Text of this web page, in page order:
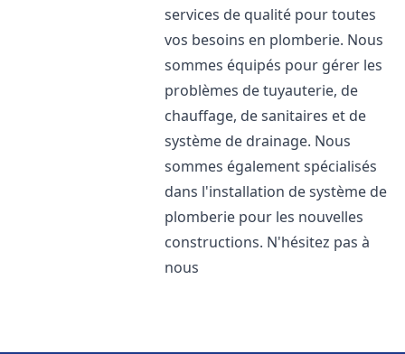
services de qualité pour toutes
vos besoins en plomberie. Nous
sommes équipés pour gérer les
problèmes de tuyauterie, de
chauffage, de sanitaires et de
système de drainage. Nous
sommes également spécialisés
dans l'installation de système de
plomberie pour les nouvelles
constructions. N'hésitez pas à
nous